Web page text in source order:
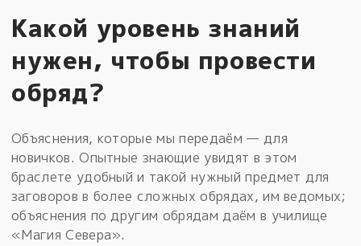
Какой уровень знаний
нужен, чтобы провести
обряд?
Объяснения, которые мы передаём — для
новичков. Опытные знающие увидят в этом
браслете удобный и такой нужный предмет для
заговоров в более сложных обрядах, им ведомых;
объяснения по другим обрядам даём в училище
«Магия Севера».